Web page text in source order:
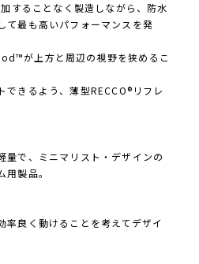
することなく製造しながら、防水
て最も高いパフォーマンスを発
が上方と周辺の視野を狭めるこ
できるよう、薄型RECCO®リフレ
量で、ミニマリスト・デザインの
製品。
率良く動けることを考えてデザイ